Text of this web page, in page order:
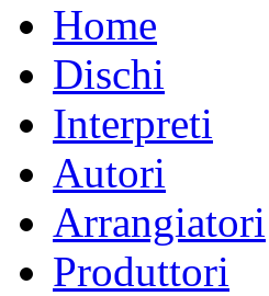
Home
Dischi
Interpreti
Autori
Arrangiatori
Produttori